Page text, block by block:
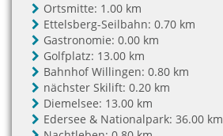
Ortsmitte: 1.00 km
Ettelsberg-Seilbahn: 0.70 km
Gastronomie: 0.00 km
Golfplatz: 13.00 km
Bahnhof Willingen: 0.80 km
nächster Skilift: 0.20 km
Diemelsee: 13.00 km
Edersee & Nationalpark: 36.00 km